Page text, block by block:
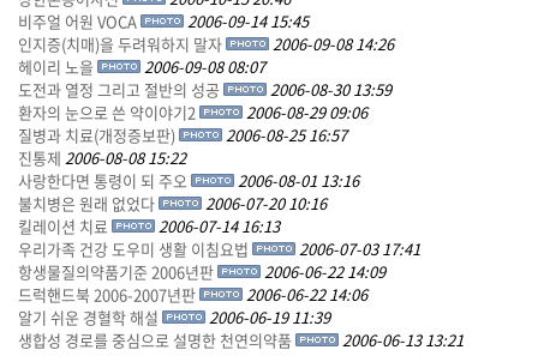
비주얼 어원 VOCA
2006-09-14 15:45
인지증(치매)을 두려워하지 말자
2006-09-08 14:26
헤이리 노을
2006-09-08 08:07
도전과 열정 그리고 절반의 성공
2006-08-30 13:59
환자의 눈으로 쓴 약이야기2
2006-08-29 09:06
질병과 치료(개정증보판)
2006-08-25 16:57
진통제 2006-08-08 15:22
사랑한다면 통령이 되 주오
2006-08-01 13:16
불치병은 원래 없었다
2006-07-20 10:16
킬레이션 치료
2006-07-14 16:13
우리가족 건강 도우미 생활 이침요법
2006-07-03 17:41
항생물질의약품기준 2006년판
2006-06-22 14:09
드럭핸드북 2006-2007년판
2006-06-22 14:06
알기 쉬운 경혈학 해설
2006-06-19 11:39
생합성 경로를 중심으로 설명한 천연의약품
2006-06-13 13:21